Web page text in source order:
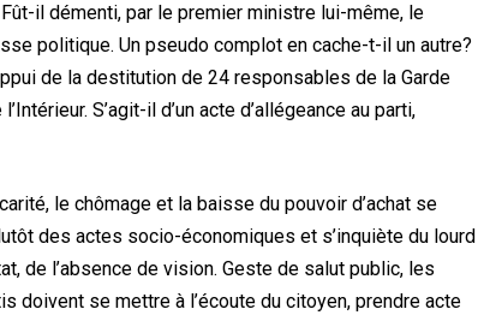
il démenti, par le premier ministre lui-même, le
politique. Un pseudo complot en cache-t-il un autre?
de la destitution de 24 responsables de la Garde
S’agit-il d’un acte d’allégeance au parti,
le chômage et la baisse du pouvoir d’achat se
des actes socio-économiques et s’inquiète du lourd
de l’absence de vision. Geste de salut public, les
se mettre à l’écoute du citoyen, prendre acte